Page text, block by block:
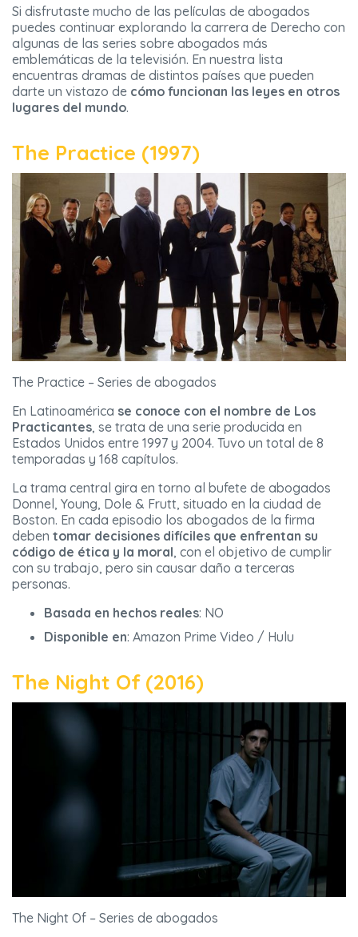
Si disfrutaste mucho de las películas de abogados
puedes continuar explorando la carrera de Derecho con
algunas de las series sobre abogados más
emblemáticas de la televisión. En nuestra lista
encuentras dramas de distintos países que pueden
darte un vistazo de cómo funcionan las leyes en otros
lugares del mundo.
The Practice (1997)
The Practice – Series de abogados
En Latinoamérica se conoce con el nombre de Los
Practicantes, se trata de una serie producida en
Estados Unidos entre 1997 y 2004. Tuvo un total de 8
temporadas y 168 capítulos.
La trama central gira en torno al bufete de abogados
Donnel, Young, Dole & Frutt, situado en la ciudad de
Boston. En cada episodio los abogados de la firma
deben tomar decisiones difíciles que enfrentan su
código de ética y la moral, con el objetivo de cumplir
con su trabajo, pero sin causar daño a terceras
personas.
Basada en hechos reales: NO
Disponible en: Amazon Prime Video / Hulu
The Night Of (2016)
The Night Of – Series de abogados